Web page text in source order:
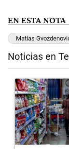
EN ESTA NOTA
Matías
Noticias en
Un artículo de